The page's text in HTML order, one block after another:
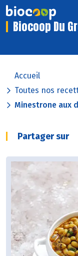
Biocoop Du
Accueil
Toutes nos
Minestrone aux
Partager sur